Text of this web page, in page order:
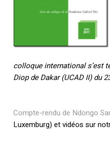
colloque international s’est
Diop de Dakar (UCAD II) du
Compte-rendu de Ndongo
Luxemburg) et vidéos sur